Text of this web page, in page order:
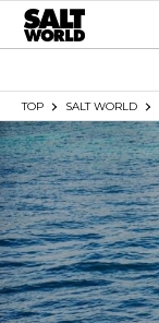
TOP SALT WORLD